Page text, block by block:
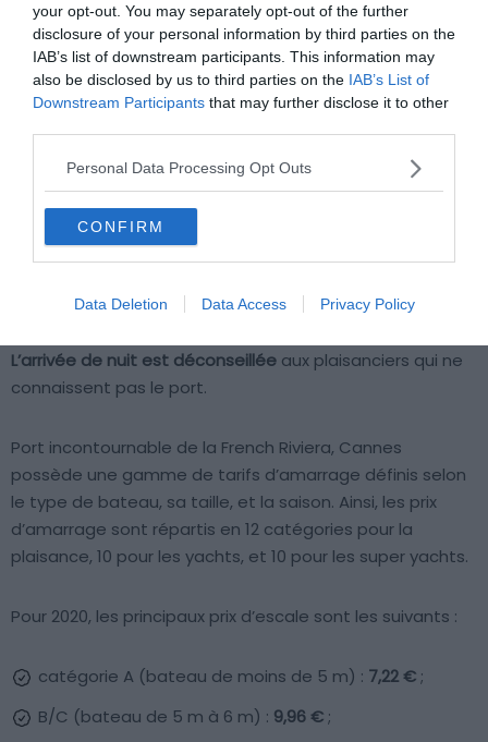
your opt-out. You may separately opt-out of the further
disclosure of your personal information by third parties on the
IAB’s list of downstream participants. This information may
also be disclosed by us to third parties on the IAB’s List of
Downstream Participants that may further disclose it to other
Personal Data Processing Opt Outs
CONFIRM
Data Deletion Data Access Privacy Policy
Crédit photo : Shutterstock – IR Stone
En plein cœur de la ville, le port de Cannes possède
placesdédiées à l’escale de plaisance,97 placespour le
yachting, et accueille les bateaux jusqu’à 140 mètres de
long. Il est accessible en passant par la jetée West et la
vents, à l’exception des vents d’Est.
L’arrivée de nuit est déconseillée aux plaisanciers qui ne
connaissent pas le port.
Port incontournable de la French Riviera, Cannes
possède une gamme de tarifs d’amarrage définis selon
le type de bateau, sa taille, et la saison. Ainsi, les prix
d’amarrage sont répartis en 12 catégories pour la
plaisance, 10 pour les yachts, et 10 pour les super yachts.
Pour 2020, les principaux prix d’escale sont les suivants :
catégorie A (bateau de moins de 5 m) : 7,22 €;
B/C (bateau de 5 m à 6 m) : 9,96 €;